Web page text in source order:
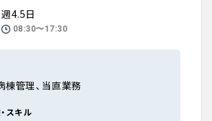
週4.5日
08:30〜17:30
棟管理、当直業務
スキル